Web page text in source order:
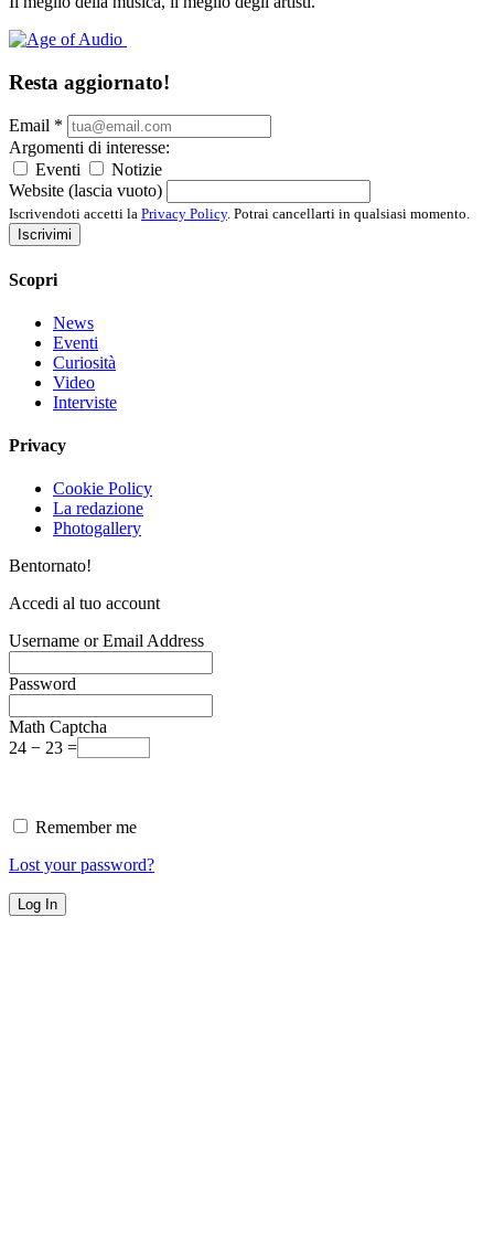
Resta aggiornato!
Email *
Argomenti di interesse:
Eventi
Notizie
Website (lascia vuoto)
Iscrivendoti accetti la Privacy Policy. Potrai cancellarti in qualsiasi momento.
Iscrivimi
Scopri
News
Eventi
Curiosità
Video
Interviste
Privacy
Cookie Policy
La redazione
Photogallery
Bentornato!
Accedi al tuo account
Username or Email Address
Password
Math Captcha
24 − 23 =
Remember me
Lost your password?